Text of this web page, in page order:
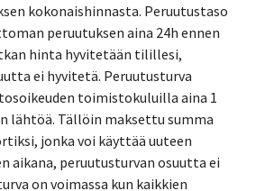
kokonaishinnasta. Peruutustaso
peruutuksen aina 24h ennen
hinta hyvitetään tilillesi,
ei hyvitetä. Peruutusturva
toimistokuluilla aina 1
lähtöä. Tällöin maksettu summa
jonka voi käyttää uuteen
aikana, peruutusturvan osuutta ei
on voimassa kun kaikkien